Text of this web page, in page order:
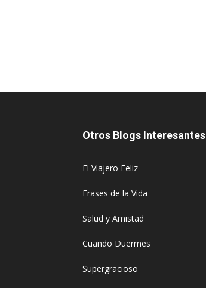
Otros Blogs Interesantes
El Viajero Feliz
Frases de la Vida
Salud y Amistad
Cuando Duermes
Supergracioso